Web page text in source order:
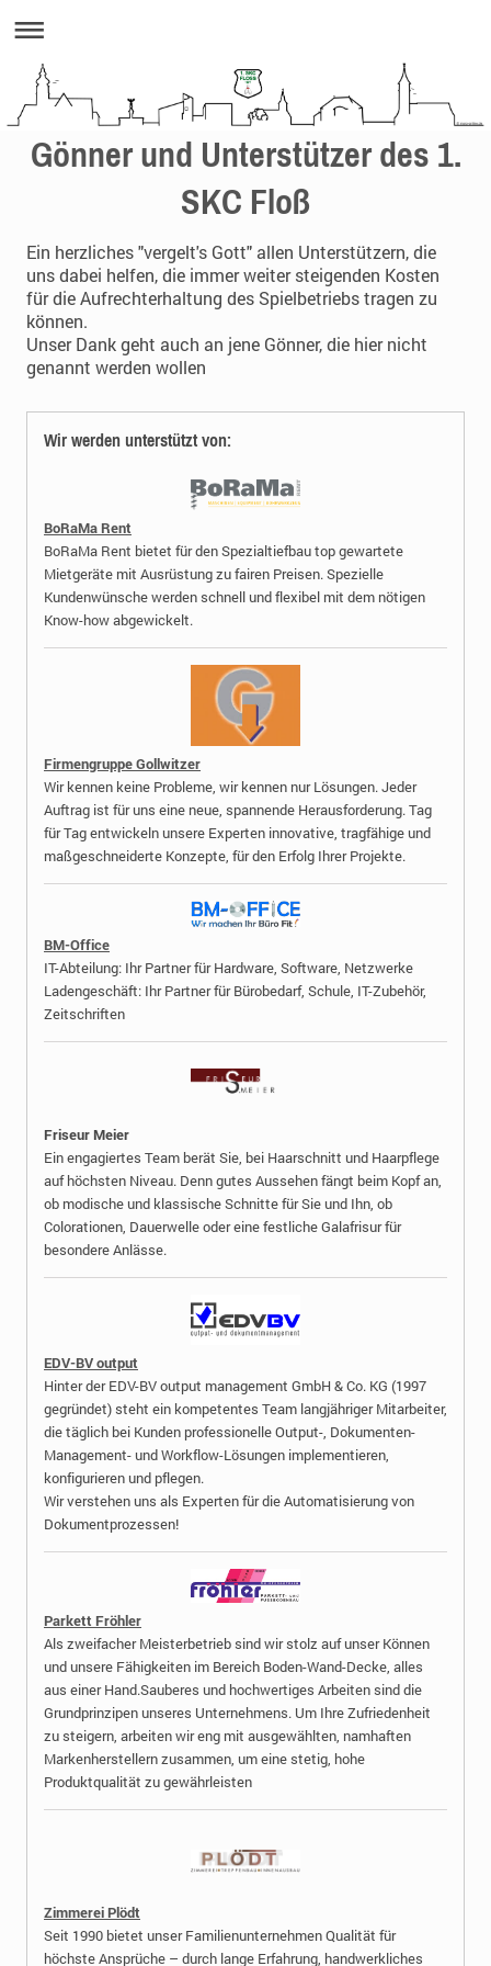
Gönner und Unterstützer des 1.
SKC Floß
Ein herzliches "vergelt's Gott" allen Unterstützern, die
uns dabei helfen, die immer weiter steigenden Kosten
für die Aufrechterhaltung des Spielbetriebs tragen zu
können.
Unser Dank geht auch an jene Gönner, die hier nicht
genannt werden wollen
Wir werden unterstützt von:
BoRaMa Rent
BoRaMa Rent bietet für den Spezialtiefbau top gewartete
Mietgeräte mit Ausrüstung zu fairen Preisen. Spezielle
Kundenwünsche werden schnell und flexibel mit dem nötigen
Know-how abgewickelt.
Firmengruppe Gollwitzer
Wir kennen keine Probleme, wir kennen nur Lösungen. Jeder
Auftrag ist für uns eine neue, spannende Herausforderung. Tag
für Tag entwickeln unsere Experten innovative, tragfähige und
maßgeschneiderte Konzepte, für den Erfolg Ihrer Projekte.
BM-Office
IT-Abteilung: Ihr Partner für Hardware, Software, Netzwerke
Ladengeschäft: Ihr Partner für Bürobedarf, Schule, IT-Zubehör,
Zeitschriften
Friseur Meier
Ein engagiertes Team berät Sie, bei Haarschnitt und Haarpflege
auf höchsten Niveau. Denn gutes Aussehen fängt beim Kopf an,
ob modische und klassische Schnitte für Sie und Ihn, ob
Colorationen, Dauerwelle oder eine festliche Galafrisur für
besondere Anlässe.
EDV-BV output
Hinter der EDV-BV output management GmbH & Co. KG (1997
gegründet) steht ein kompetentes Team langjähriger Mitarbeiter,
die täglich bei Kunden professionelle Output-, Dokumenten-
Management- und Workflow-Lösungen implementieren,
konfigurieren und pflegen.
Wir verstehen uns als Experten für die Automatisierung von
Dokumentprozessen!
Parkett Fröhler
Als zweifacher Meisterbetrieb sind wir stolz auf unser Können
und unsere Fähigkeiten im Bereich Boden-Wand-Decke, alles
aus einer Hand.Sauberes und hochwertiges Arbeiten sind die
Grundprinzipen unseres Unternehmens. Um Ihre Zufriedenheit
zu steigern, arbeiten wir eng mit ausgewählten, namhaften
Markenherstellern zusammen, um eine stetig, hohe
Produktqualität zu gewährleisten
Zimmerei Plödt
Seit 1990 bietet unser Familienunternehmen Qualität für
höchste Ansprüche – durch lange Erfahrung, handwerkliches